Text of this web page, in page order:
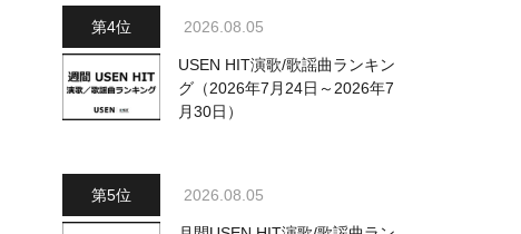
2026.08.05
USEN HIT演歌/歌謡曲ランキン
グ（2026年7月24日～2026年7
月30日）
2026.08.05